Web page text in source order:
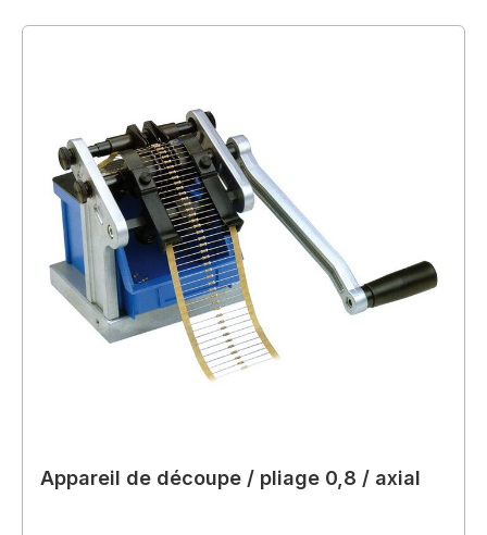
Appareil de découpe / pliage 0,8 / axial